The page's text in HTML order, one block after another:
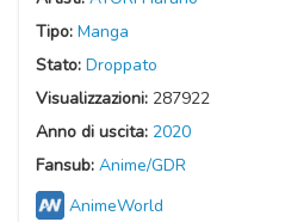
Tipo: Manga
Stato: Droppato
Visualizzazioni: 287922
Anno di uscita: 2020
Fansub: Anime/GDR
AnimeWorld